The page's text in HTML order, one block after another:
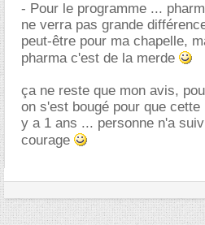
- Pour le programme ...
ne verra pas grande
peut-être pour ma chapelle,
pharma c'est de la merde
ça ne reste que mon avis,
on s'est bougé pour que
y a 1 ans ... personne n'a
courage